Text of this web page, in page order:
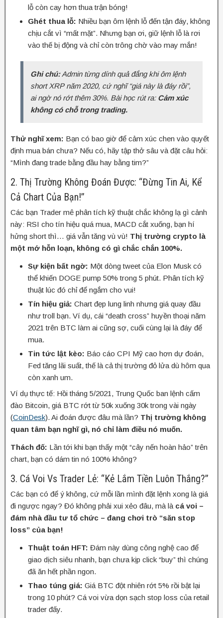
lỗ còn cay hơn thua trận bóng!
Ghét thua lỗ: Nhiều bạn ôm lệnh lỗ đến tận đáy, không
chịu cắt vì “mất mặt”. Nhưng bạn ơi, giữ lệnh lỗ là rơi
vào thế bị động và chỉ còn trông chờ vào may mắn!
Ghi chú:Admin từng dính quả đắng khi ôm lệnh
short XRP năm 2020, cứ nghĩ “giá này là đáy rồi”,
ai ngờ nó rớt thêm 30%. Bài học rút ra: Cảm xúc
không có chỗ trong trading.
Thử nghĩ xem: Bạn có bao giờ để cảm xúc chen vào quyết
định mua bán chưa? Nếu có, hãy tập thở sâu và đặt câu hỏi:
“Mình đang trade bằng đầu hay bằng tim?”
2. Thị Trường Không Đoán Được: “Đừng Tin Ai, Kể
Cả Chart Của Bạn!”
Các bạn Trader mê phân tích kỹ thuật chắc không lạ gì cảnh
này: RSI cho tín hiệu quá mua, MACD cắt xuống, bạn hí
hửng short thì… giá vẫn tăng vù vù! Thị trường crypto là
một mớ hỗn loạn, không có gì chắc chắn 100%.
Sự kiện bất ngờ: Một dòng tweet của Elon Musk có
thể khiến DOGE pump 50% trong 5 phút. Phân tích kỹ
thuật lúc đó chỉ để ngắm cho vui!
Tín hiệu giả: Chart đẹp lung linh nhưng giá quay đầu
như troll bạn. Ví dụ, cái “death cross” huyền thoại năm
2021 trên BTC làm ai cũng sợ, cuối cùng lại là đáy để
mua.
Tin tức lật kèo: Báo cáo CPI Mỹ cao hơn dự đoán,
Fed tăng lãi suất, thế là cả thị trường đỏ lửa dù hôm qua
còn xanh um.
Ví dụ thực tế: Hồi tháng 5/2021, Trung Quốc ban lệnh cấm
đào Bitcoin, giá BTC rớt từ 50k xuống 30k trong vài ngày
(CoinDesk). Ai đoán được đâu mà lần? Thị trường không
quan tâm bạn nghĩ gì, nó chỉ làm điều nó muốn.
Thách đố: Lần tới khi bạn thấy một “cây nến hoàn hảo” trên
chart, bạn có dám tin nó 100% không?
3. Cá Voi Vs Trader Lẻ: “Kẻ Lắm Tiền Luôn Thắng?”
Các bạn có để ý không, cứ mỗi lần mình đặt lệnh xong là giá
đi ngược ngay? Đó không phải xui xẻo đâu, mà là cá voi –
đám nhà đầu tư tổ chức – đang chơi trò “săn stop
loss” của bạn!
Thuật toán HFT: Đám này dùng công nghệ cao để
giao dịch siêu nhanh, bạn chưa kịp click “buy” thì chúng
đã ăn hết phần ngon.
Thao túng giá: Giá BTC đột nhiên rớt 5% rồi bật lại
trong 10 phút? Cá voi vừa dọn sạch stop loss của retail
trader đấy.